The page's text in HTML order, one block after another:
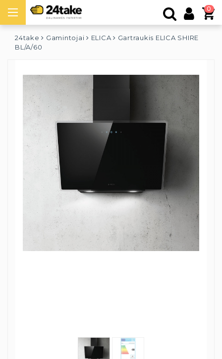
0
24take Gamintojai ELICA
Gartraukis ELICA SHIRE
BL/A/60